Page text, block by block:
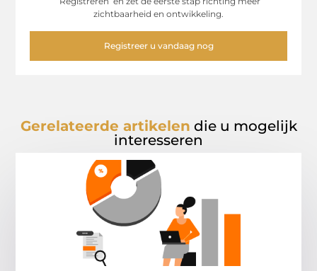
zichtbaarheid en ontwikkeling.
Registreer u vandaag nog
Gerelateerde artikelen die u mogelijk
interesseren